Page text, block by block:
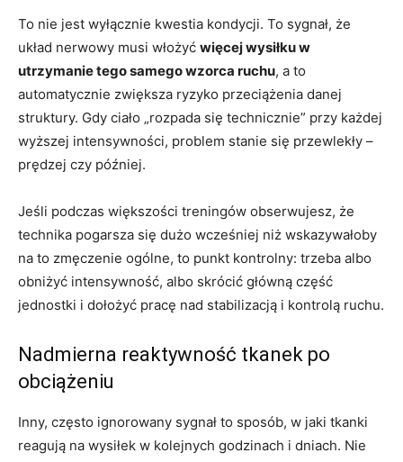
To nie jest wyłącznie kwestia kondycji. To sygnał, że
układ nerwowy musi włożyć więcej wysiłku w
utrzymanie tego samego wzorca ruchu, a to
automatycznie zwiększa ryzyko przeciążenia danej
struktury. Gdy ciało „rozpada się technicznie” przy każdej
wyższej intensywności, problem stanie się przewlekły –
prędzej czy później.
Jeśli podczas większości treningów obserwujesz, że
technika pogarsza się dużo wcześniej niż wskazywałoby
na to zmęczenie ogólne, to punkt kontrolny: trzeba albo
obniżyć intensywność, albo skrócić główną część
jednostki i dołożyć pracę nad stabilizacją i kontrolą ruchu.
Nadmierna reaktywność tkanek po
obciążeniu
Inny, często ignorowany sygnał to sposób, w jaki tkanki
reagują na wysiłek w kolejnych godzinach i dniach. Nie